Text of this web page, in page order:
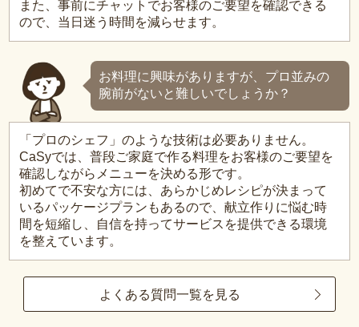
また、事前にチャットでお客様のご要望を確認できる
ので、当日迷う時間を減らせます。
お料理に興味がありますが、プロ並みの
腕前がないと難しいでしょうか？
「プロのシェフ」のような技術は必要ありません。
CaSyでは、普段ご家庭で作る料理をお客様のご要望を
確認しながらメニューを決める形です。
初めてで不安な方には、あらかじめレシピが決まって
いるパッケージプランもあるので、献立作りに悩む時
間を短縮し、自信を持ってサービスを提供できる環境
を整えています。
よくある質問一覧を見る